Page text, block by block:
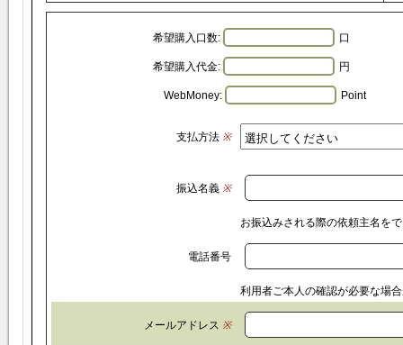
希望購入口数: 口
希望購入代金: 円
WebMoney: Point
支払方法※
振込名義※
お振込みされる際の依頼主名を
電話番号
利用者ご本人の確認が必要な場
メールアドレス ※